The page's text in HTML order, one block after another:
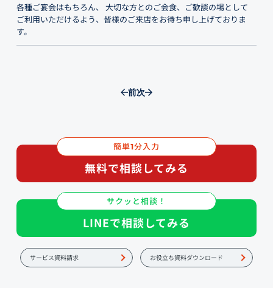
各種ご宴会はもちろん、 大切な方とのご会食、ご歓談の場として
ご利用いただけるよう、皆様のご来店をお待ち申し上げておりま
す。
前次
簡単1分入力
無料で相談してみる
サクッと相談！
LINEで相談してみる
サービス資料請求 お役立ち資料ダウンロード